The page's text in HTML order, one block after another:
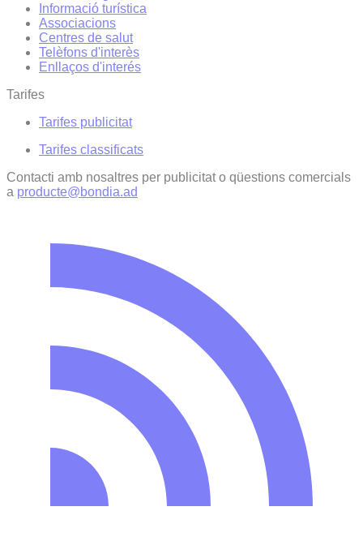
Informació turística
Associacions
Centres de salut
Telèfons d'interès
Enllaços d'interés
Tarifes
Tarifes publicitat
Tarifes classificats
Contacti amb nosaltres per publicitat o qüestions comercials
a producte@bondia.ad